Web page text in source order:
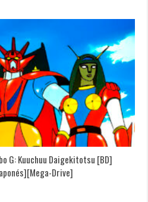
G: Kuuchuu Daigekitotsu [BD]
Drive]